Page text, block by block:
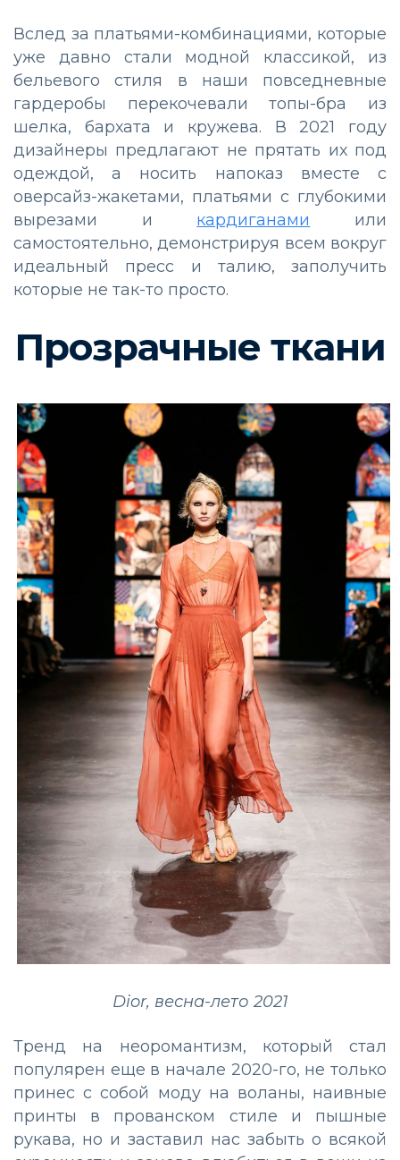
Вслед за платьями-комбинациями, которые
уже давно стали модной классикой, из
бельевого стиля в наши повседневные
гардеробы перекочевали топы-бра из
шелка, бархата и кружева. В 2021 году
дизайнеры предлагают не прятать их под
одеждой, а носить напоказ вместе с
оверсайз-жакетами, платьями с глубокими
вырезами и кардиганами
или
самостоятельно, демонстрируя всем вокруг
идеальный пресс и талию, заполучить
которые не так-то просто.
Прозрачные ткани
Dior, весна-лето 2021
Тренд на неоромантизм, который стал
популярен еще в начале 2020-го, не только
принес с собой моду на воланы, наивные
принты в прованском стиле и пышные
рукава, но и заставил нас забыть о всякой